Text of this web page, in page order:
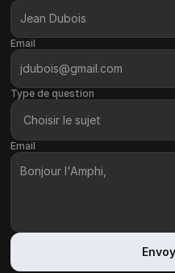
Email
Type de question
Email